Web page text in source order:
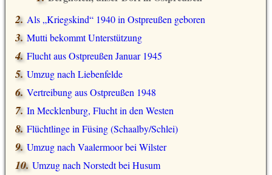
Als Kriegskind
1940 in Ostpreußen geboren
Mutti bekommt Unterstützung
Flucht aus Ostpreußen Januar 1945
Umzug nach Liebenfelde
Vertreibung aus Ostpreußen 1948
In Mecklenburg, Flucht in den Westen
Flüchtlinge in Füsing (Schaalby/Schlei)
Umzug nach Vaalermoor bei Wilster
Umzug nach Norstedt bei Husum